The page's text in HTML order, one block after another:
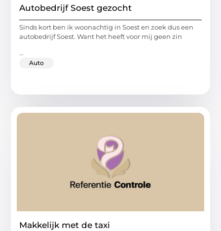
Autobedrijf Soest gezocht
Sinds kort ben ik woonachtig in Soest en zoek dus een
autobedrijf Soest. Want het heeft voor mij geen zin
...
Auto
Makkelijk met de taxi